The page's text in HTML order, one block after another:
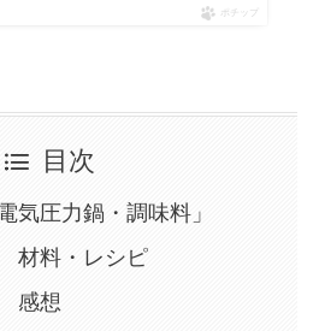
ポチップ
目次
気圧力鍋・調味料」
材料・レシピ
感想